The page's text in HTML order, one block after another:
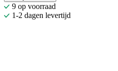
9 op voorraad
1-2 dagen levertijd